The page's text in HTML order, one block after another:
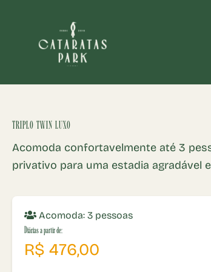
Cataratas
Hospede-se no
TRIPLO TWIN LUXO
Acomoda confortavelmente até 3
privativo para uma estadia agradável
Acomoda: 3 pessoas
Diárias a partir de:
R$ 476,00